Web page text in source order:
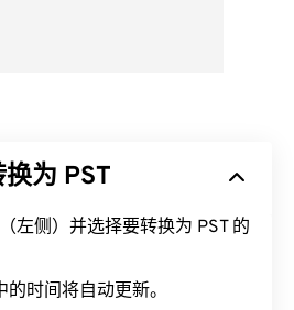
为 PST
左侧）并选择要转换为 PST 的
时间将自动更新。